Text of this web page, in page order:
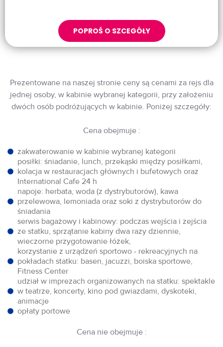
POPROŚ O SZCEGÓŁY
Prezentowane na naszej stronie ceny są cenami za rejs dla
jednej osoby, w kabinie wybranej kategorii, przy założeniu
dwóch osób podróżujących w kabinie. Poniżej szczegóły:
Cena obejmuje :
zakwaterowanie w kabinie wybranej kategorii
posiłki: śniadanie, lunch, przekąski między posiłkami,
kolacja w restauracjach głównych i bufetowych oraz
International Cafe 24 h
napoje: herbata, woda (z dystrybutorów), kawa
przelewowa, lemoniada oraz soki z dystrybutorów do
śniadania
serwis bagażowy i kabinowy: podczas wejścia i zejścia
ze statku, sprzątanie kabiny dwa razy dziennie,
wieczorne przygotowanie łóżek,
korzystanie z urządzeń sportowo - rekreacyjnych na
pokładach statku: basen, jacuzzi, boiska sportowe,
Fitness Center
udział w imprezach organizowanych na statku: spektakle
w teatrze, koncerty, kino pod gwiazdami, dyskoteki,
animacje
opłaty portowe
Cena nie obejmuje :